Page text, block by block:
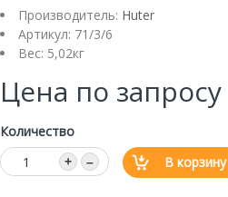
Производитель: Huter
Артикул: 71/3/6
Вес: 5,02кг
Цена по запросу
Количество
+ – В корзину